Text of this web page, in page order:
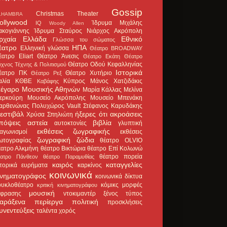
Christmas Theater Gossip
IQ Woody Allen
Ίδρυμα Μιχάλης
Ίδρυμα Σταύρος Νιάρχος Ακρόπολη
Ελλάδα Γλώσσα του σώματος
Εθνικό
Ελληνική γλώσσα ΗΠΑ Θέατρο BROADWAY
Eliart Θέατρο Άνεσις Θέατρο Εκάτη
Θέατρο
Τέχνης & Πολιτισμού Θέατρο Οδού Κεφαλληνίας
ΠΚ
Θέατρο Ρεξ Θέατρο Χυτήριο Ιστορικά
ΚΘΒΕ Καβάφης Κύπρος Μάνος Χατζιδάκις
Μουσικής Αθηνών Μαρία Κάλλας Μελίνα
Μουσείο Ακρόπολης
Μουσείο Μπενάκη
Πολυχώρος Vault Στέφανος Καρυδάκης
Χρύσα Σπηλιώτη ήξερες ότι ακροάσεις
αστεία αυτοκτονίες βιβλία
γλυπτική
εκθέσεις ζωγραφικής
εκθέσεις
ζωγραφική ζώδια
θέατρο OLVIO
Αλκμήνη θέατρο Βικτώρια θέατρο Επί Κολωνώ
Πάνθεον θέατρο Παραμυθίας
θέατρο πορεία
ευρήματα
καιρός καρκίνος
καταγγελίες
κοινωνικά κοινωνικά δίκτυα
κριτική κινηματογράφου κόμικς μορφές
μουσική ντοκιμαντέρ ξένος τύπος
περίεργα πολιτική προσκλήσεις
ταλέντα χορός